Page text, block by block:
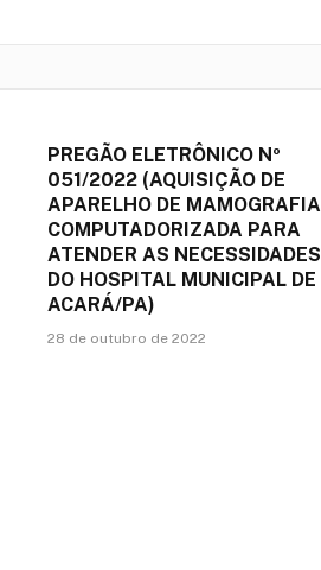
PREGÃO ELETRÔNICO Nº
051/2022 (AQUISIÇÃO DE
APARELHO DE MAMOGRAFIA
COMPUTADORIZADA PARA
ATENDER AS NECESSIDADES
DO HOSPITAL MUNICIPAL DE
ACARÁ/PA)
28 de outubro de 2022